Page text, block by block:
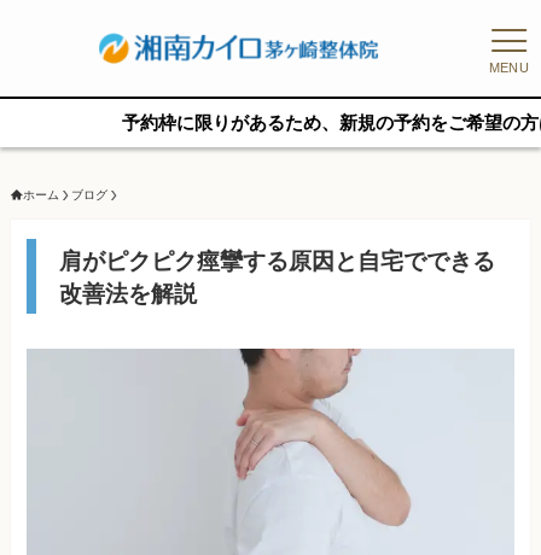
MENU
予約枠に限りがあるため、新規の予約をご希望の方はお早めに
ホーム ブログ
肩がピクピク痙攣する原因と自宅でできる
改善法を解説